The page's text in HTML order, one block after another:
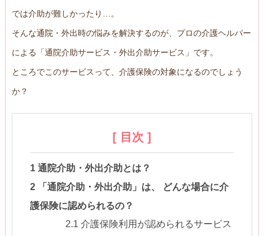
では介助が難しかったり…。
そんな通院・外出時の悩みを解決するのが、プロの介護ヘルパー
による「通院介助サービス・外出介助サービス」です。
ところでこのサービスって、介護保険の対象になるのでしょう
か？
[ 目次 ]
1通院介助・外出介助とは？
2「通院介助・外出介助」は、 どんな場合に介
護保険に認められるの？
2.1 介護保険利用が認められるサービス